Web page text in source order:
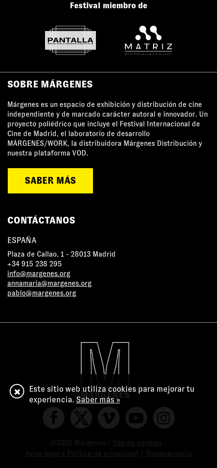
Festival miembro de
SOBRE MÁRGENES
Márgenes es un espacio de exhibición y distribución de cine
independiente y de marcado carácter autoral e innovador. Un
proyecto poliédrico que incluye el Festival Internacional de
Cine de Madrid, el laboratorio de desarrollo
MÁRGENES/WORK, la distribuidora Márgenes Distribución y
nuestra plataforma VOD.
SABER MÁS
CONTÁCTANOS
ESPAÑA
Plaza de Callao, 1 - 28013 Madrid
+34 915 238 295
info@margenes.org
annamaria@margenes.org
pablo@margenes.org
©2021 Márgenes / Uso de cookies
Aviso legal y Política de privacidad
Transparencia
Este sitio web utiliza cookies para mejorar tu
experiencia. Saber más »